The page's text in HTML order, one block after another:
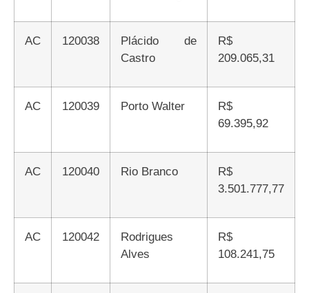
AC 120038
Plácido de
Castro
R$
209.065,31
AC 120039 Porto Walter
R$
69.395,92
AC 120040 Rio Branco
R$
3.501.777,77
AC 120042
Rodrigues
Alves
R$
108.241,75